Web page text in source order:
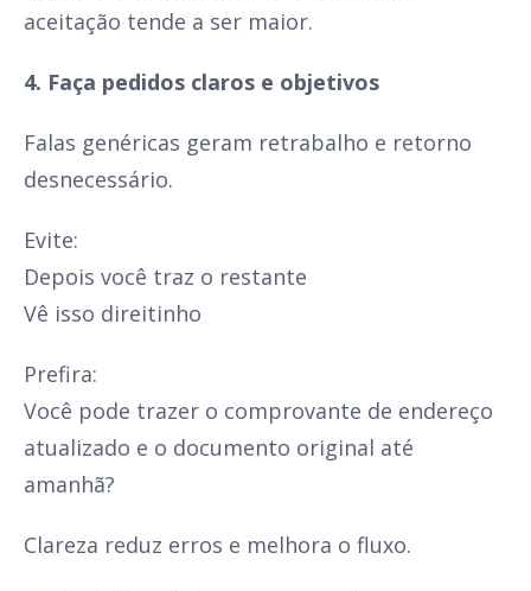
aceitação tende a ser maior.
4. Faça pedidos claros e objetivos
Falas genéricas geram retrabalho e retorno
desnecessário.
Evite:
Depois você traz o restante
Vê isso direitinho
Prefira:
Você pode trazer o comprovante de endereço
atualizado e o documento original até
amanhã?
Clareza reduz erros e melhora o fluxo.